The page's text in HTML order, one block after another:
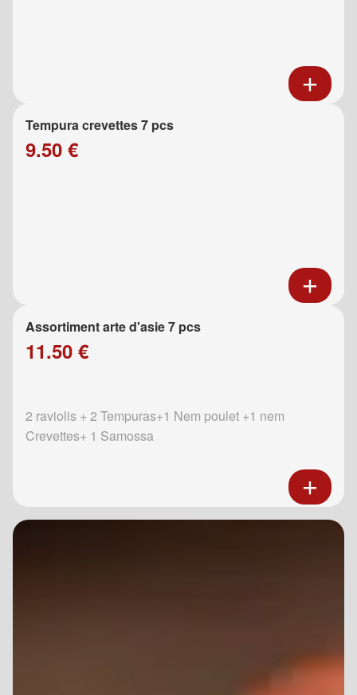
Tempura crevettes 7 pcs
9.50 €
Assortiment arte d'asie 7 pcs
11.50 €
2 raviolis + 2 Tempuras+1 Nem poulet +1 nem
Crevettes+ 1 Samossa